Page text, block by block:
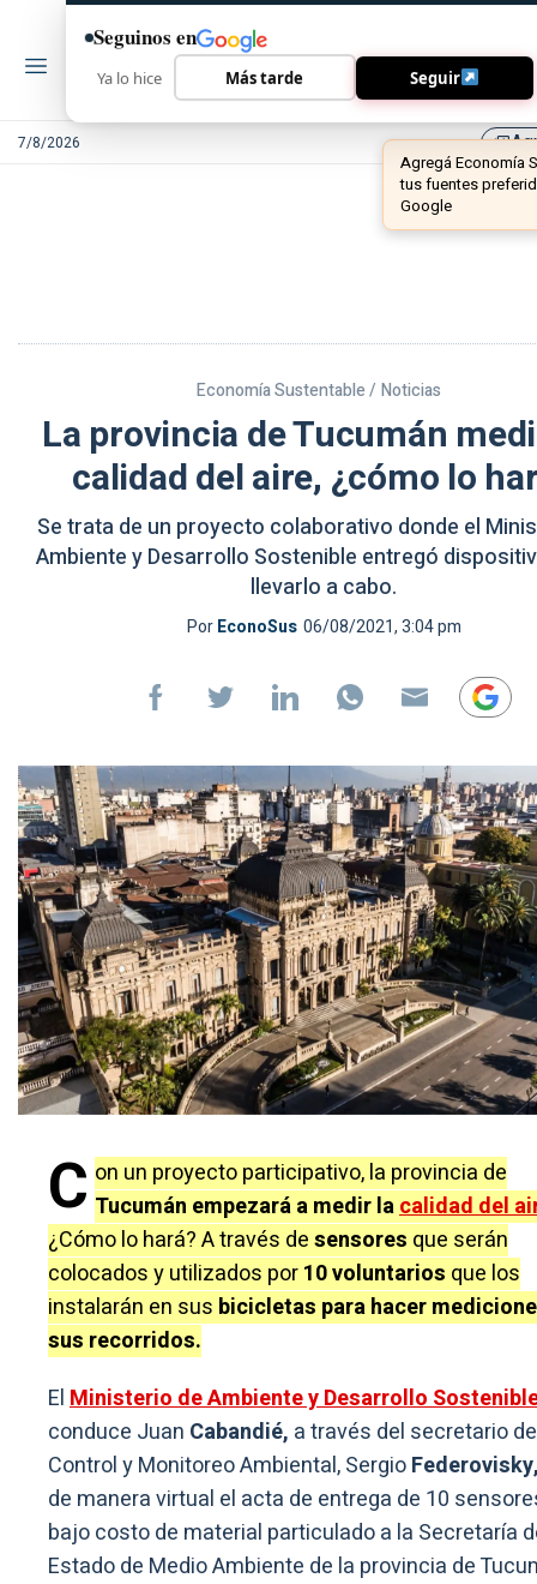
7/8/2026 library_add
Economía Sustentable / Noticias
La provincia de Tucumán
calidad del aire, ¿cómo lo
Se trata de un proyecto colaborativo donde el
Ambiente y Desarrollo Sostenible entregó
llevarlo a cabo.
PorEconoSus 06/08/2021, 3:04 pm
C on un proyecto participativo, la provincia de
Tucumán empezará a medir lacalidad del
¿Cómo lo hará? A través desensores que serán
colocados y utilizados por10 voluntarios que los
instalarán en sus bicicletas para hacer
sus recorridos.
ElMinisterio de Ambiente y Desarrollo
conduce Juan Cabandié, a través del secretario de
Control y Monitoreo Ambiental, Sergio
de manera virtual el acta de entrega de 10
bajo costo de material particulado a la Secretaría
Estado de Medio Ambiente de la provincia de
Seguinos en
Ya lo hice Más tarde Seguir